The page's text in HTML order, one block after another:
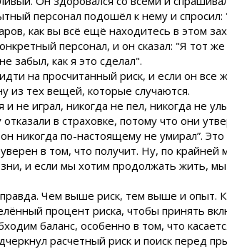
персонал подошёл к нему и спросил:
как вы всё ещё находитесь в этом
персонал, и он сказал: "Я тот
забыл, как я это сделал".
на просчитанный риск, и если он все
из тех вещей, которые случаются.
не играл, никогда не пел, никогда не
в страховке, потому что они
никогда по-настоящему не умирал”. Это
в том, что получит. Ну, по крайней
и если мы хотим продолжать жить,
Чем выше риск, тем выше и опыт.
процент риска, чтобы принять
баланс, особенно в том, что
расчетный риск и поиск перед